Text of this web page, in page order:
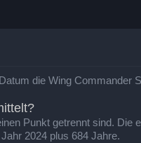
die Wing
Punkt getrennt sind.
2024 plus 684 Jahre.